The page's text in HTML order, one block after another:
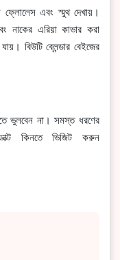
ফ্লোলেস এবং স্মুথ দেখায়।
নাকের এরিয়া কাভার করা
বিউটি ব্লেন্ডার বেইজের
ভুলবেন না। সমস্ত ধরণের
কিনতে ভিজিট করুন